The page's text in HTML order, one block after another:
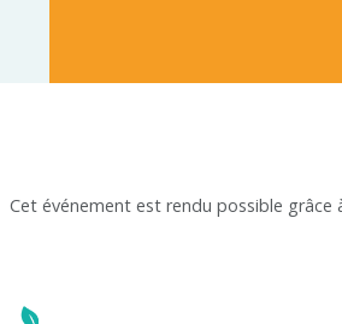
Cet événement est rendu possible grâce